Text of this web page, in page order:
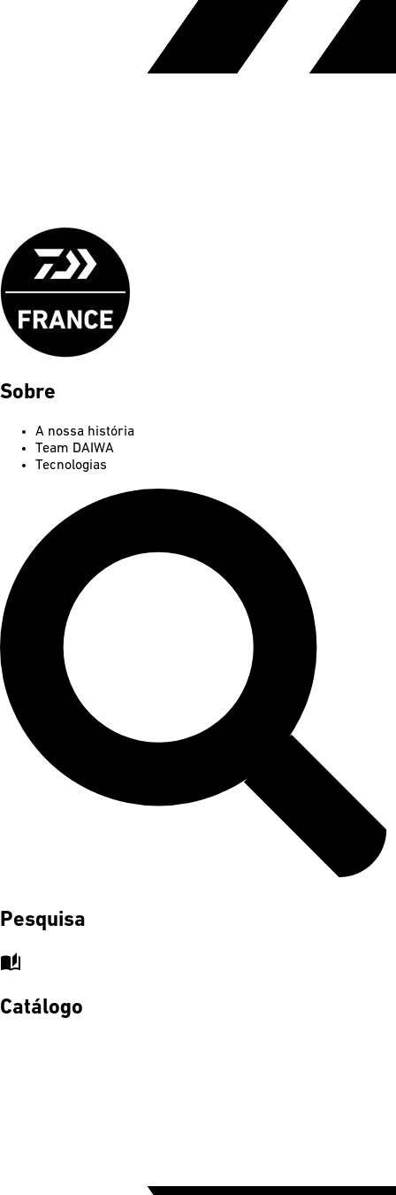
Sobre
A nossa história
Team DAIWA
Tecnologias
Pesquisa
auto_stories
Catálogo